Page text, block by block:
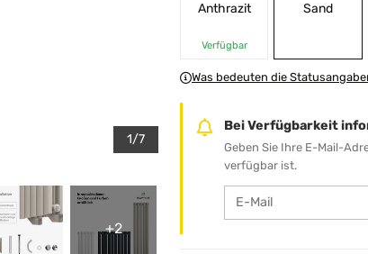
1/7
+2
Anthrazit
Verfügbar
Sand
Was bedeuten die
Bei Verfügbarkeit
Geben Sie Ihre E-Mail-
verfügbar ist.